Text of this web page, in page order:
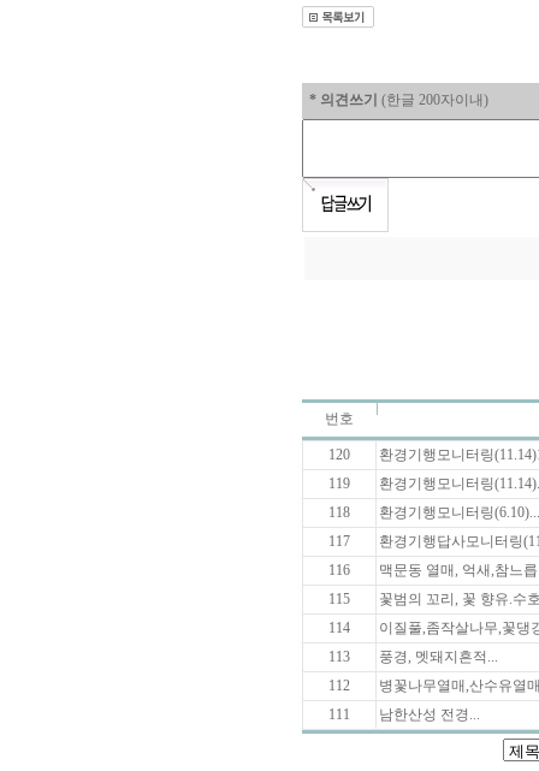
* 의견쓰기 (한글 200자이내)
번호
120
환경기행모니터링
119
환경기행모니터링
118
환경기행모니터링(6.10)...
117
환경기행답사모니터링
116
맥문동 열매, 억새,참느
115
꽃범의 꼬리, 꽃 향유.수
114
이질풀,좀작살나무,꽃댕
113
풍경, 멧돼지흔적...
112
병꽃나무열매,산수유열
111
남한산성 전경...